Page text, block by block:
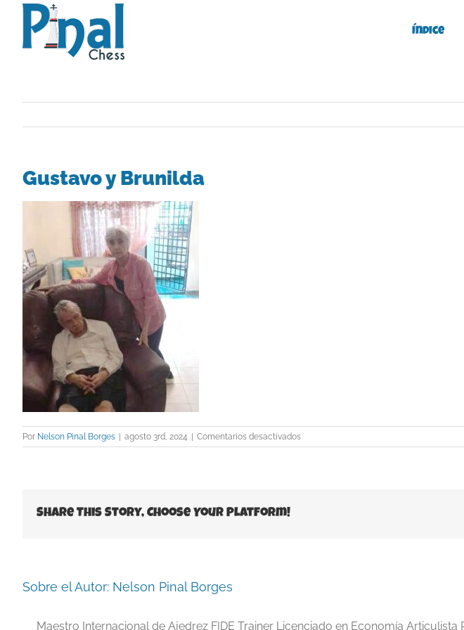
Saltar
contenido
Índice
Gustavo y Brunilda
Por Nelson Pinal Borges | agosto 3rd, 2024 | Comentarios desactivadosen
Gustavo
Share This Story, Choose Your Platform!
Sobre el Autor: Nelson Pinal Borges
Maestro Internacional de Ajedrez FIDE Trainer Licenciado en Economía